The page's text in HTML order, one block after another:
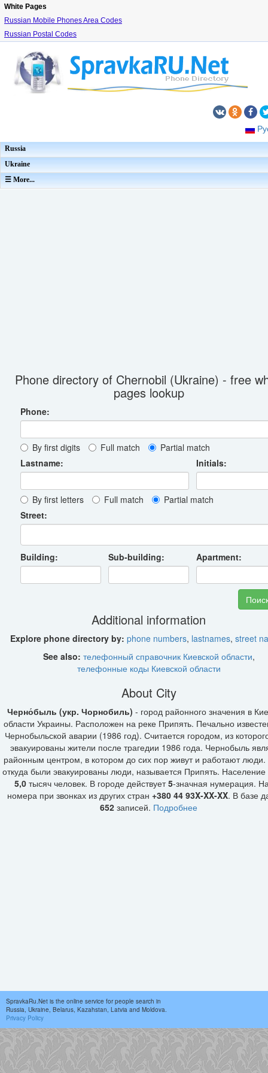
White Pages
Russian Mobile Phones Area Codes
Russian Postal Codes
Russia
Ukraine
☰ More...
Phone directory of Chernobil (Ukraine) - free
pages lookup
Phone:
By first digits Full match
Partial match
Lastname:
Initials:
By first letters Full match
Partial match
Street:
Building: Sub-building: Apartment:
Additional information
Explore phone directory by: phone numbers, lastnames, street
See also: телефонный справочник Киевской области,
телефонные коды Киевской области
About City
Черно́быль (укр. Чорнобиль) - город районного значения в
области Украины. Расположен на реке Припять. Печально
Чернобыльской аварии (1986 год). Считается городом, из
эвакуированы жители после трагедии 1986 года. Чернобыль
районным центром, в котором до сих пор живут и работают люди.
откуда были эвакуированы люди, называется Припять. Население
5,0тысяч человек. В городе действует5-значная нумерация.
номера при звонках из других стран +380 44 93X-XX-XX. В базе
652 записей. Подробнее
SpravkaRu.Net is the online service for people search in
Russia, Ukraine, Belarus, Kazahstan, Latvia and Moldova.
Privacy Policy